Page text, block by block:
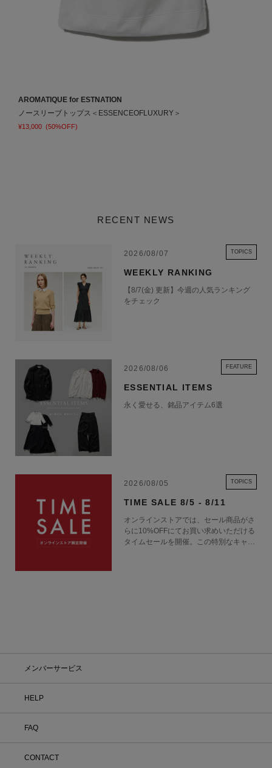
AROMATIQUE for ESTNATION
ノースリーブトップス＜ESSENCEOFLUXURY＞
¥13,000 (50%OFF)
RECENT NEWS
2026/08/07 TOPICS
WEEKLY RANKING
【8/7(金) 更新】今週の人気ランキング
をチェック
2026/08/06 FEATURE
ESSENTIAL ITEMS
永く愛せる、銘品アイテム6選
2026/08/05 TOPICS
TIME SALE 8/5 - 8/11
オンラインストアでは、セール商品がさ
らに10%OFFにてお買い求めいただける
タイムセールを開催。この特別なキャン
メンバーサービス
HELP
FAQ
CONTACT